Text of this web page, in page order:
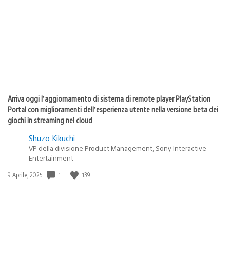
Arriva oggi l’aggiornamento di sistema di remote player PlayStation
Portal con miglioramenti dell’esperienza utente nella versione beta dei
giochi in streaming nel cloud
Shuzo Kikuchi
VP della divisione Product Management, Sony Interactive
Entertainment
Data
9 Aprile, 2025 1 139